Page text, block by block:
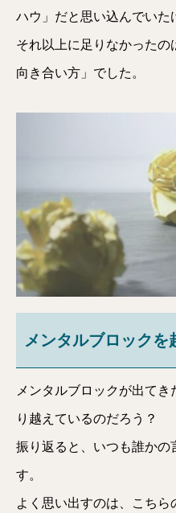
ハウ」だと思い込んでいた
それ以上に足りなかった
向き合い方」でした。
メンタルブロック
メンタルブロックが出て
り越えているのだろう？
振り返ると、いつも誰か
す。
よく思い出すのは、こちら